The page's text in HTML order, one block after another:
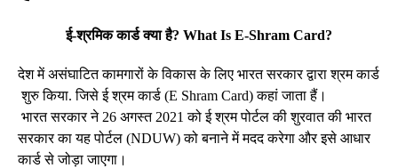
ई-श्रमिक कार्ड क्या है? What Is E-Shram Card?
देश में असंघाटित कामगारों के विकास के लिए भारत सरकार द्वारा श्रम कार्ड
शुरु किया. जिसे ई श्रम कार्ड (E Shram Card) कहां जाता हैं।
भारत सरकार ने 26 अगस्त 2021 को ई श्रम पोर्टल की शुरवात की भारत
सरकार का यह पोर्टल (NDUW) को बनाने में मदद करेगा और इसे आधार
कार्ड से जोड़ा जाएगा।